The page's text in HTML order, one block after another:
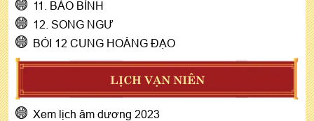
11. BẢO BÌNH
12. SONG NGƯ
BÓI 12 CUNG HOÀNG ĐẠO
LỊCH VẠN NIÊN
Xem lịch âm dương 2023